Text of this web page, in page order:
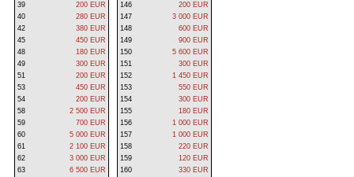
39
200 EUR
40
280 EUR
42
380 EUR
45
450 EUR
48
180 EUR
49
300 EUR
51
200 EUR
53
450 EUR
54
200 EUR
58
2 500 EUR
59
700 EUR
60
5 000 EUR
61
2 100 EUR
62
3 000 EUR
63
6 500 EUR
146
200 EUR
147
3 000 EUR
148
600 EUR
149
900 EUR
150
5 600 EUR
151
300 EUR
152
1 450 EUR
153
550 EUR
154
300 EUR
155
180 EUR
156
1 000 EUR
157
1 000 EUR
158
220 EUR
159
120 EUR
160
330 EUR